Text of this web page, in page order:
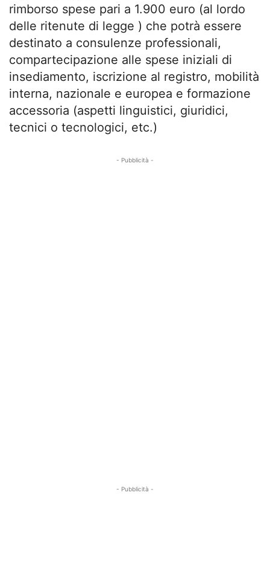
rimborso spese pari a 1.900 euro (al lordo
delle ritenute di legge ) che potrà essere
destinato a consulenze professionali,
compartecipazione alle spese iniziali di
insediamento, iscrizione al registro, mobilità
interna, nazionale e europea e formazione
accessoria (aspetti linguistici, giuridici,
tecnici o tecnologici, etc.)
- Pubblicità -
- Pubblicità -